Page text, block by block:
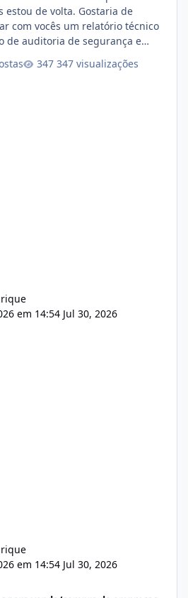
estou de volta. Gostaria de
com vocês um relatório técnico
de auditoria de segurança e
circulação e comercialização
347 visualizações
em 14:54 Jul 30, 2026
em 14:54 Jul 30, 2026